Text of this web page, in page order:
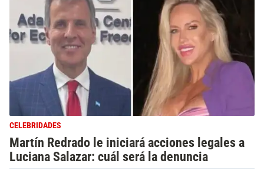
CELEBRIDADES
Martín Redrado le iniciará acciones legales a
Luciana Salazar: cuál será la denuncia